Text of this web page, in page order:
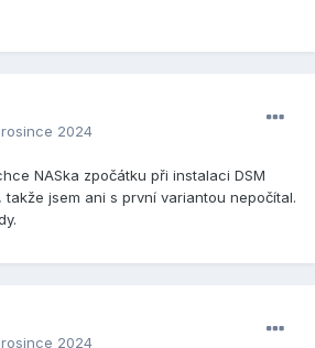
2024
NASka zpočátku při instalaci DSM
jsem ani s první variantou nepočítal.
2024